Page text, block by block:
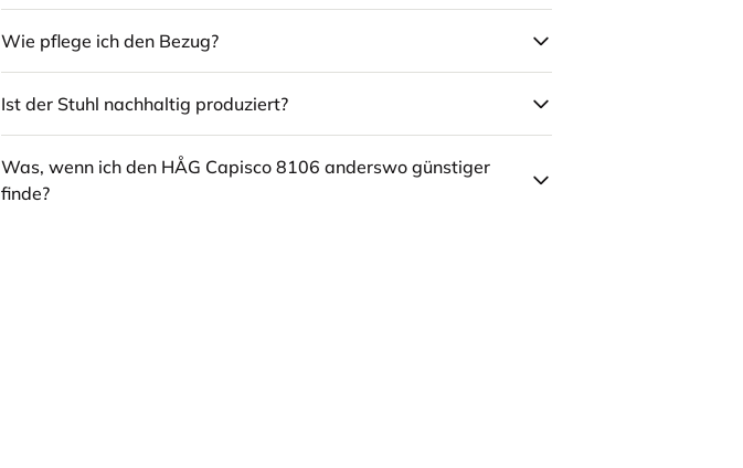
Wie pflege ich den Bezug?
Ist der Stuhl nachhaltig produziert?
Was, wenn ich den HÅG Capisco 8106 anderswo günstiger
finde?